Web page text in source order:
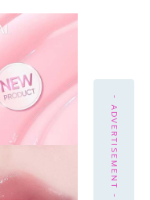
- ADVERTISEMENT -